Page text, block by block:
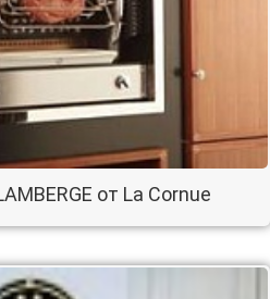
от La Cornue